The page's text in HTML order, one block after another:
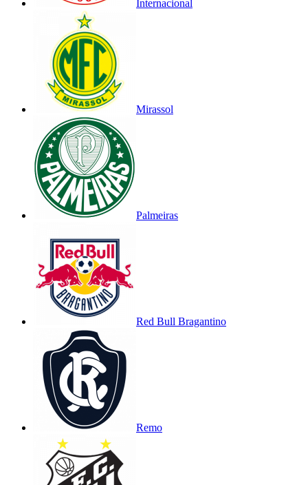
Internacional
Mirassol
Palmeiras
Red Bull Bragantino
Remo